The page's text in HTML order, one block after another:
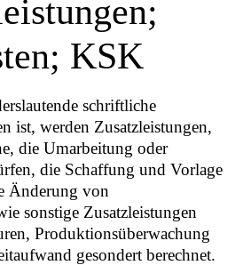
KSK
schriftliche
ist, werden Zusatzleistungen,
die Umarbeitung oder
die Schaffung und Vorlage
Änderung von
sonstige Zusatzleistungen
Produktionsüberwachung
gesondert berechnet.